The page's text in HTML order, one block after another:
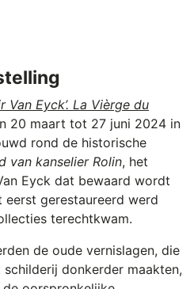
Van Eyck’. La Vièrge du
20 maart tot 27 juni 2024 in
rond de historische
van kanselier Rolin, het
Eyck dat bewaard wordt
gerestaureerd werd
terechtkwam.
de oude vernislagen, die
donkerder maakten,